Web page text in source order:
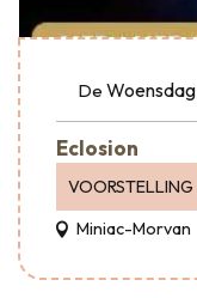
De Woensdag
Eclosion
VOORSTELLING
Miniac-Morvan